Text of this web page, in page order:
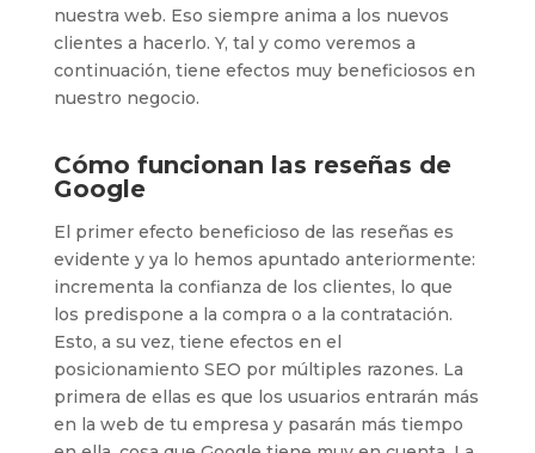
nuestra web. Eso siempre anima a los nuevos
clientes a hacerlo. Y, tal y como veremos a
continuación, tiene efectos muy beneficiosos en
nuestro negocio.
Cómo funcionan las reseñas de
Google
El primer efecto beneficioso de las reseñas es
evidente y ya lo hemos apuntado anteriormente:
incrementa la confianza de los clientes, lo que
los predispone a la compra o a la contratación.
Esto, a su vez, tiene efectos en el
posicionamiento SEO por múltiples razones. La
primera de ellas es que los usuarios entrarán más
en la web de tu empresa y pasarán más tiempo